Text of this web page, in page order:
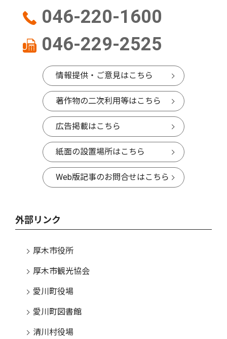
046-220-1600
046-229-2525
情報提供・ご意見はこちら
著作物の二次利用等はこちら
広告掲載はこちら
紙面の設置場所はこちら
Web版記事のお問合せはこちら
外部リンク
厚木市役所
厚木市観光協会
愛川町役場
愛川町図書館
清川村役場